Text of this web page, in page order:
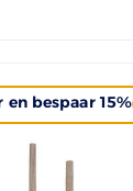
en bespaar 15%